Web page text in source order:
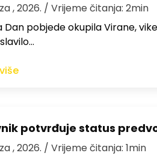
, 2026. / Vrijeme čitanja: 2min
Dan pobjede okupila Virane,
potvrđuje status
, 2026. / Vrijeme čitanja: 1min